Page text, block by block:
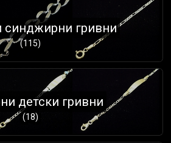
синджирни гривни
(115)
детски гривни
(18)